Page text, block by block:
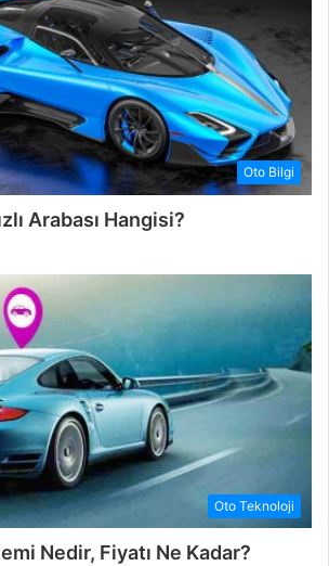
Oto Bilgi
Arabası Hangisi?
Oto Teknoloji
Nedir, Fiyatı Ne Kadar?